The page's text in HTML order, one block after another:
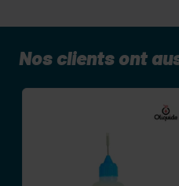
Nos clients ont